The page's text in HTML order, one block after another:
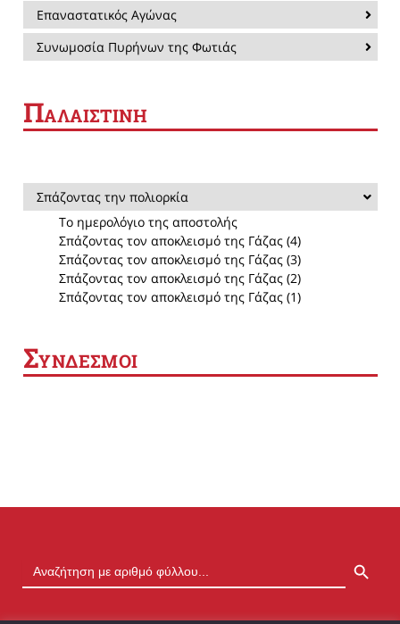
Επαναστατικός Αγώνας
Συνωμοσία Πυρήνων της Φωτιάς
ΠΑΛΑΙΣΤΙΝΗ
Σπάζοντας την πολιορκία
Το ημερολόγιο της αποστολής
Σπάζοντας τον αποκλεισμό της Γάζας (4)
Σπάζοντας τον αποκλεισμό της Γάζας (3)
Σπάζοντας τον αποκλεισμό της Γάζας (2)
Σπάζοντας τον αποκλεισμό της Γάζας (1)
ΣΥΝΔΕΣΜΟΙ